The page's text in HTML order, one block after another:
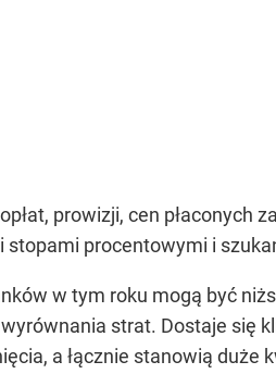
prowizji, cen płaconych
stopami procentowymi i
w tym roku mogą być
strat. Dostaje się
a łącznie stanowią